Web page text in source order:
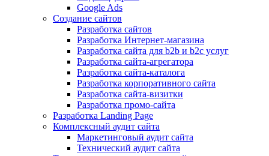
Google Ads
Создание сайтов
Разработка сайтов
Разработка Интернет-магазина
Разработка сайта для b2b и b2c услуг
Разработка сайта-агрегатора
Разработка сайта-каталога
Разработка корпоративного сайта
Разработка сайта-визитки
Разработка промо-сайта
Разработка Landing Page
Комплексный аудит сайта
Маркетинговый аудит сайта
Технический аудит сайта